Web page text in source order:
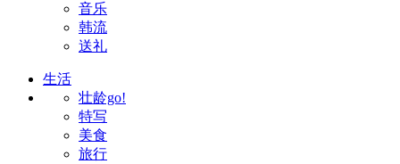
音乐
韩流
送礼
生活
壮龄go!
特写
美食
旅行